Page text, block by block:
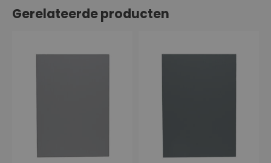
Gerelateerde producten